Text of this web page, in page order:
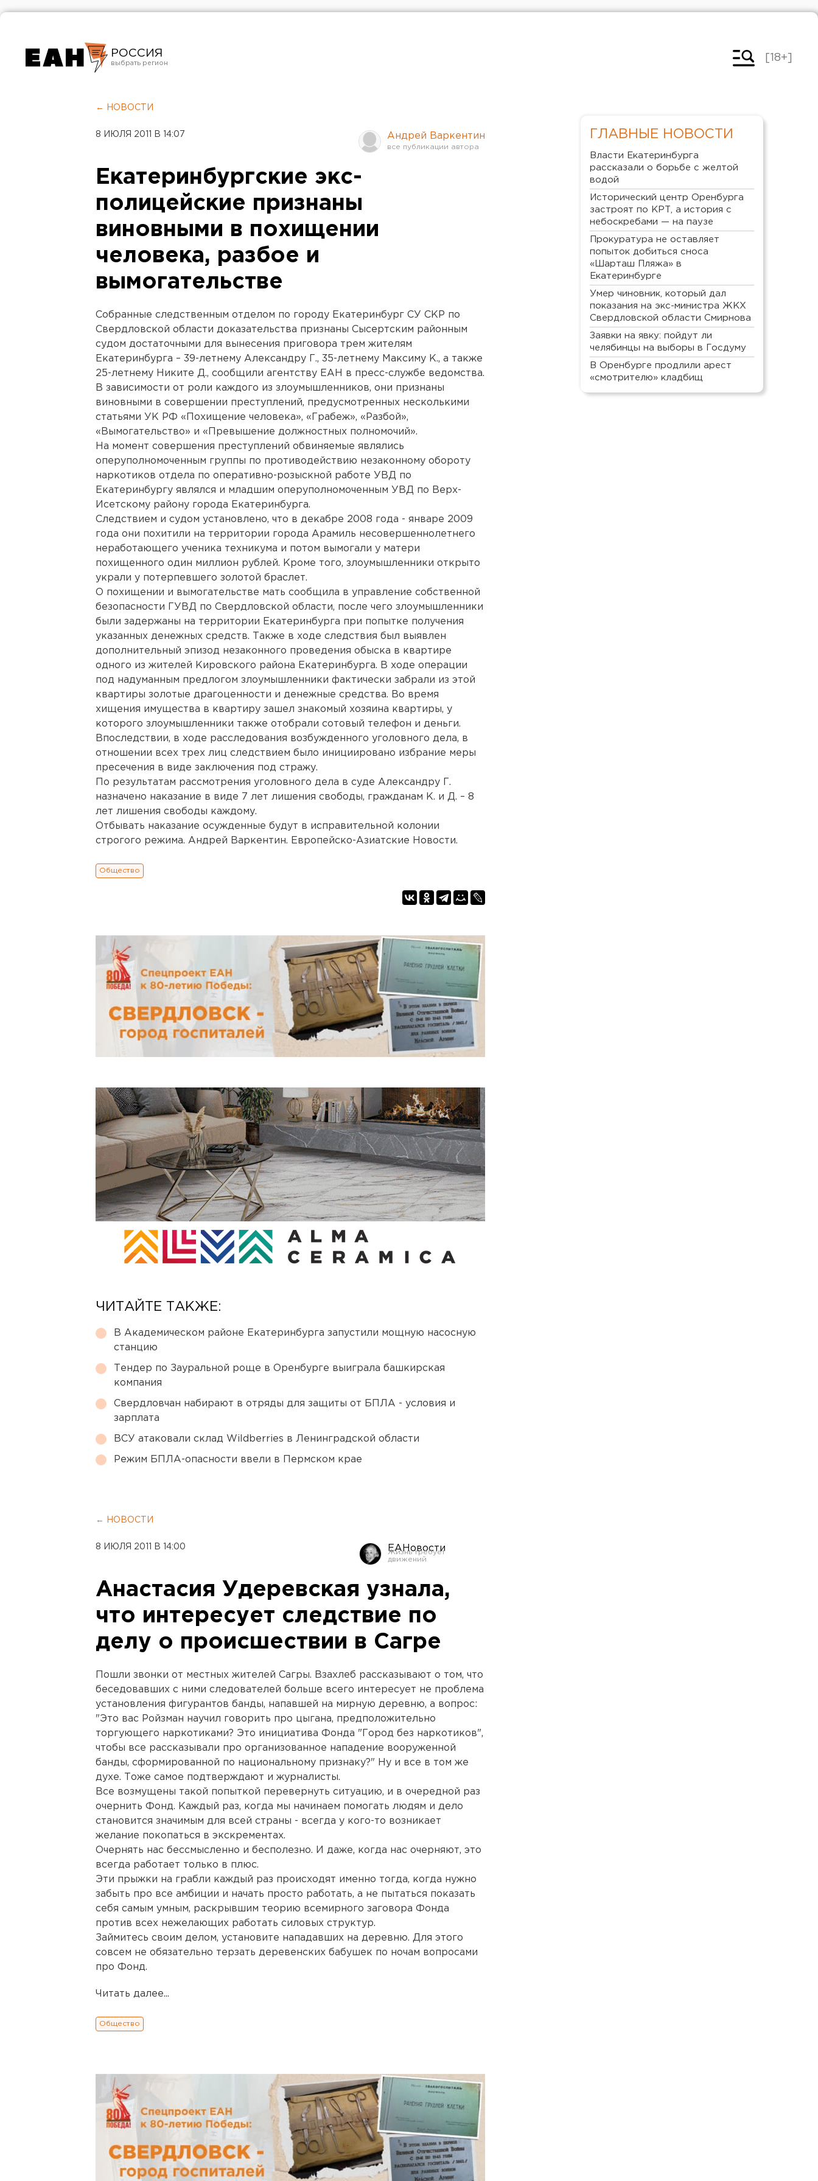
РОССИЯ
Челябинск
[18+]
← НОВОСТИ
8 ИЮЛЯ 2011 В 14:07 Андрей Варкентин
Екатеринбургские экс-
полицейские признаны
виновными в похищении
человека, разбое и
вымогательстве
Собранные следственным отделом по городу Екатеринбург СУ СКР по
Свердловской области доказательства признаны Сысертским районным
судом достаточными для вынесения приговора трем жителям
Екатеринбурга – 39-летнему Александру Г., 35-летнему Максиму К., а также
25-летнему Никите Д., сообщили агентству ЕАН в пресс-службе ведомства.
В зависимости от роли каждого из злоумышленников, они признаны
виновными в совершении преступлений, предусмотренных несколькими
статьями УК РФ «Похищение человека», «Грабеж», «Разбой»,
«Вымогательство» и «Превышение должностных полномочий».
На момент совершения преступлений обвиняемые являлись
оперуполномоченным группы по противодействию незаконному обороту
наркотиков отдела по оперативно-розыскной работе УВД по
Екатеринбургу являлся и младшим оперуполномоченным УВД по Верх-
Исетскому району города Екатеринбурга.
Следствием и судом установлено, что в декабре 2008 года - январе 2009
года они похитили на территории города Арамиль несовершеннолетнего
неработающего ученика техникума и потом вымогали у матери
похищенного один миллион рублей. Кроме того, злоумышленники открыто
украли у потерпевшего золотой браслет.
О похищении и вымогательстве мать сообщила в управление собственной
безопасности ГУВД по Свердловской области, после чего злоумышленники
были задержаны на территории Екатеринбурга при попытке получения
указанных денежных средств. Также в ходе следствия был выявлен
дополнительный эпизод незаконного проведения обыска в квартире
одного из жителей Кировского района Екатеринбурга. В ходе операции
под надуманным предлогом злоумышленники фактически забрали из этой
квартиры золотые драгоценности и денежные средства. Во время
хищения имущества в квартиру зашел знакомый хозяина квартиры, у
которого злоумышленники также отобрали сотовый телефон и деньги.
Впоследствии, в ходе расследования возбужденного уголовного дела, в
отношении всех трех лиц следствием было инициировано избрание меры
пресечения в виде заключения под стражу.
По результатам рассмотрения уголовного дела в суде Александру Г.
назначено наказание в виде 7 лет лишения свободы, гражданам К. и Д. – 8
лет лишения свободы каждому.
Отбывать наказание осужденные будут в исправительной колонии
строгого режима. Андрей Варкентин. Европейско-Азиатские Новости.
Общество
ЧИТАЙТЕ ТАКЖЕ:
В Академическом районе Екатеринбурга запустили мощную насосную
станцию
Тендер по Зауральной роще в Оренбурге выиграла башкирская
компания
Свердловчан набирают в отряды для защиты от БПЛА - условия и
зарплата
ВСУ атаковали склад Wildberries в Ленинградской области
Режим БПЛА-опасности ввели в Пермском крае
← НОВОСТИ
8 ИЮЛЯ 2011 В 14:00 ЕАНовости
Анастасия Удеревская узнала,
что интересует следствие по
делу о происшествии в Сагре
Пошли звонки от местных жителей Сагры. Взахлеб рассказывают о том, что
беседовавших с ними следователей больше всего интересует не проблема
установления фигурантов банды, напавшей на мирную деревню, а вопрос:
"Это вас Ройзман научил говорить про цыгана, предположительно
торгующего наркотиками? Это инициатива Фонда "Город без наркотиков",
чтобы все рассказывали про организованное нападение вооруженной
банды, сформированной по национальному признаку?" Ну и все в том же
духе. Тоже самое подтверждают и журналисты.
Все возмущены такой попыткой перевернуть ситуацию, и в очередной раз
очернить Фонд. Каждый раз, когда мы начинаем помогать людям и дело
становится значимым для всей страны - всегда у кого-то возникает
желание покопаться в экскрементах.
Очернять нас бессмысленно и бесполезно. И даже, когда нас очерняют, это
всегда работает только в плюс.
Эти прыжки на грабли каждый раз происходят именно тогда, когда нужно
забыть про все амбиции и начать просто работать, а не пытаться показать
себя самым умным, раскрывшим теорию всемирного заговора Фонда
против всех нежелающих работать силовых структур.
Займитесь своим делом, установите нападавших на деревню. Для этого
совсем не обязательно терзать деревенских бабушек по ночам вопросами
про Фонд.
Читать далее...
Общество
ГЛАВНЫЕ НОВОСТИ
Власти Екатеринбурга
рассказали о борьбе с желтой
водой
Исторический центр Оренбурга
застроят по КРТ, а история с
небоскребами — на паузе
Прокуратура не оставляет
попыток добиться сноса
«Шарташ Пляжа» в
Екатеринбурге
Умер чиновник, который дал
показания на экс-министра ЖКХ
Свердловской области Смирнова
Заявки на явку: пойдут ли
челябинцы на выборы в Госдуму
В Оренбурге продлили арест
«смотрителю» кладбищ